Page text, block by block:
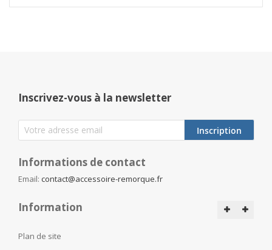
Inscrivez-vous à la newsletter
Inscription
Informations de contact
Email: contact@accessoire-remorque.fr
Information
Plan de site